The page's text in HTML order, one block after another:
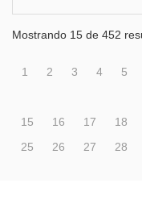
Mostrando 15 de 452
1 2 3 4 5
15
16 17 18
25
26 27 28